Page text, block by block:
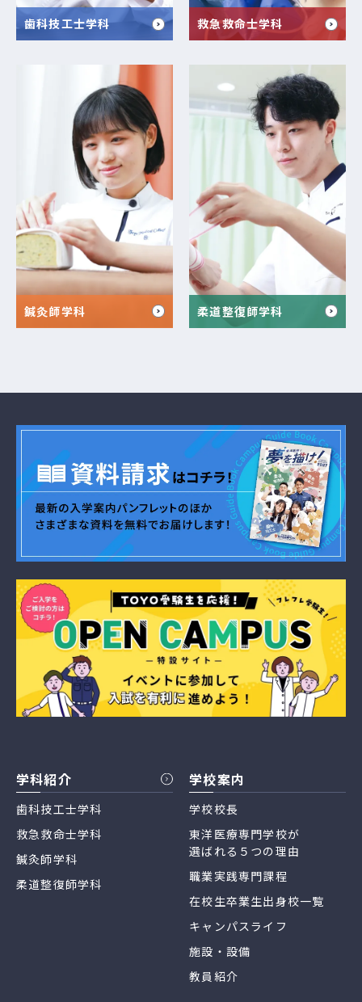
歯科技工士学科 救急救命士学科
鍼灸師学科 柔道整復師学科
学科紹介
歯科技工士学科
救急救命士学科
鍼灸師学科
柔道整復師学科
学校案内
学校校長
東洋医療専門学校が
選ばれる５つの理由
職業実践専門課程
在校生卒業生出身校一覧
キャンパスライフ
施設・設備
教員紹介